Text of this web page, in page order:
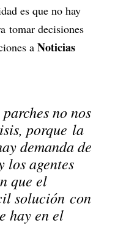
es que no hay
tomar decisiones
a Noticias
no nos
porque la
demanda de
los agentes
que el
solución con
hay en el